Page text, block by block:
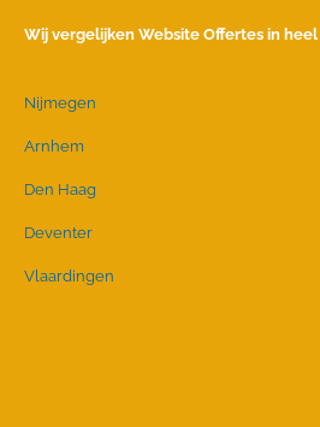
Wij vergelijken Website Offertes in
Nijmegen
Arnhem
Den Haag
Deventer
Vlaardingen